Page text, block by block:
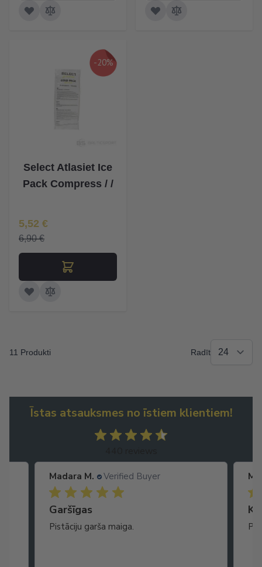
-20%
Select Atlasiet Ice
Pack Compress / /
Īpaša Cena
5,52 €
6,90 €
11 Produkti Radīt
Īstas atsauksmes no īstiem klientiem!
Madara M. Verified Buyer
Garšīgas
Pistāciju garša maiga.